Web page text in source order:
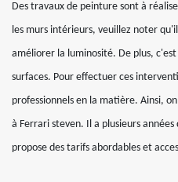
Des travaux de peinture sont à
les murs intérieurs, veuillez noter
améliorer la luminosité. De plus,
surfaces. Pour effectuer ces
professionnels en la matière. Ainsi,
à Ferrari steven. Il a plusieurs
propose des tarifs abordables et